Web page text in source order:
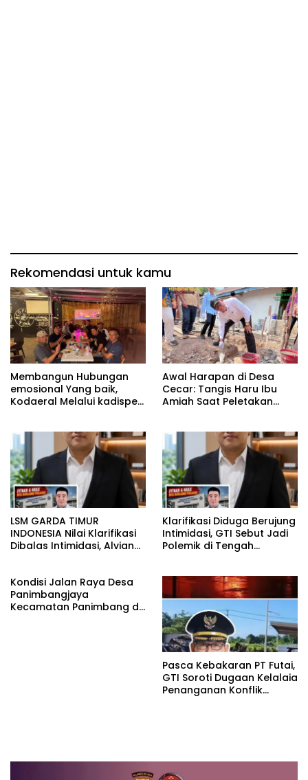
Rekomendasi untuk kamu
Membangun Hubungan
emosional Yang baik,
Kodaeral Melalui kadispen
tidak harus resmi Dengan
suasana Santai lebih
Dekat Dan Harmonis.
Awal Harapan di Desa
Cecar: Tangis Haru Ibu
Amiah Saat Peletakan
LSM GARDA TIMUR
INDONESIA Nilai Klarifikasi
Dibalas Intimidasi, Alvian
KUHAP pasal 108 ayat 1
Klarifikasi Diduga Berujung
Intimidasi, GTI Sebut Jadi
Polemik di Tengah
Kondisi Jalan Raya Desa
Panimbangjaya
Kecamatan Panimbang di
Pasca Kebakaran PT Futai,
GTI Soroti Dugaan Kelalaia
Penanganan Konflik